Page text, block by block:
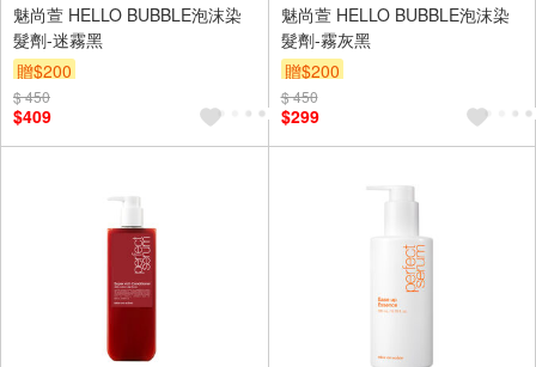
魅尚萱 HELLO BUBBLE泡沫染
髮劑-迷霧黑
贈$200
$ 450
$409
魅尚萱 HELLO BUBBLE泡沫染
髮劑-霧灰黑
贈$200
$ 450
$299